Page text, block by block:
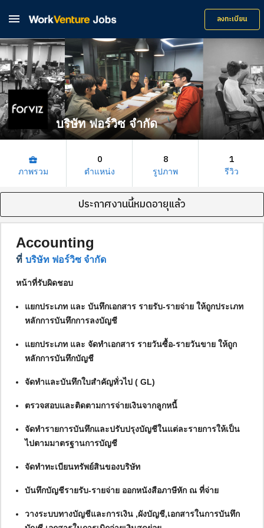
 ลงทะเบียน
บริษัท ฟอร์วิซ จำกัด
business_center
ภาพรวม
0
ตำแหน่ง
8
รูปภาพ
1
รีวิว
ประกาศงานนี้หมดอายุแล้ว
Accounting
ที่ บริษัท ฟอร์วิซ จำกัด
หน้าที่รับผิดชอบ
แยกประเภท และ บันทึกเอกสาร รายรับ-รายจ่าย ให้ถูกประเภท
หลักการบันทึกการลงบัญชี
แยกประเภท และ จัดทำเอกสาร รายวันซื้อ-รายวันขาย ให้ถูก
หลักการบันทึกบัญชี
จัดทำและบันทึกใบสำคัญทั่วไป ( GL)
ตรวจสอบและติดตามการจ่ายเงินจากลูกหนี้
จัดทำรายการบันทึกและปรับปรุงบัญชีในแต่ละรายการให้เป็น
ไปตามมาตรฐานการบัญชี
จัดทำทะเบียนทรัพย์สินของบริษัท
บันทึกบัญชีรายรับ-รายจ่าย ออกหนังสือภาษีหัก ณ ที่จ่าย
วางระบบทางบัญชีและการเงิน ,ผังบัญชี,เอกสารในการบันทึก